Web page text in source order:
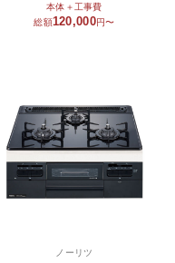
本体＋工事費
総額120,000円〜
ノーリツ